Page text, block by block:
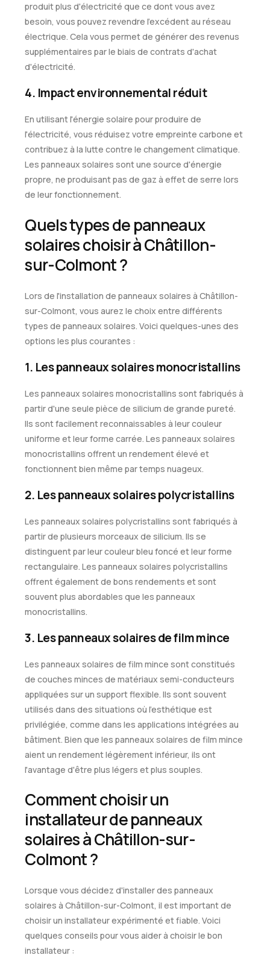
produit plus d'électricité que ce dont vous avez
besoin, vous pouvez revendre l'excédent au réseau
électrique. Cela vous permet de générer des revenus
supplémentaires par le biais de contrats d'achat
d'électricité.
4. Impact environnemental réduit
En utilisant l'énergie solaire pour produire de
l'électricité, vous réduisez votre empreinte carbone et
contribuez à la lutte contre le changement climatique.
Les panneaux solaires sont une source d'énergie
propre, ne produisant pas de gaz à effet de serre lors
de leur fonctionnement.
Quels types de panneaux
solaires choisir à Châtillon-
sur-Colmont ?
Lors de l'installation de panneaux solaires à Châtillon-
sur-Colmont, vous aurez le choix entre différents
types de panneaux solaires. Voici quelques-unes des
options les plus courantes :
1. Les panneaux solaires monocristallins
Les panneaux solaires monocristallins sont fabriqués à
partir d'une seule pièce de silicium de grande pureté.
Ils sont facilement reconnaissables à leur couleur
uniforme et leur forme carrée. Les panneaux solaires
monocristallins offrent un rendement élevé et
fonctionnent bien même par temps nuageux.
2. Les panneaux solaires polycristallins
Les panneaux solaires polycristallins sont fabriqués à
partir de plusieurs morceaux de silicium. Ils se
distinguent par leur couleur bleu foncé et leur forme
rectangulaire. Les panneaux solaires polycristallins
offrent également de bons rendements et sont
souvent plus abordables que les panneaux
monocristallins.
3. Les panneaux solaires de film mince
Les panneaux solaires de film mince sont constitués
de couches minces de matériaux semi-conducteurs
appliquées sur un support flexible. Ils sont souvent
utilisés dans des situations où l'esthétique est
privilégiée, comme dans les applications intégrées au
bâtiment. Bien que les panneaux solaires de film mince
aient un rendement légèrement inférieur, ils ont
l'avantage d'être plus légers et plus souples.
Comment choisir un
installateur de panneaux
solaires à Châtillon-sur-
Colmont ?
Lorsque vous décidez d'installer des panneaux
solaires à Châtillon-sur-Colmont, il est important de
choisir un installateur expérimenté et fiable. Voici
quelques conseils pour vous aider à choisir le bon
installateur :